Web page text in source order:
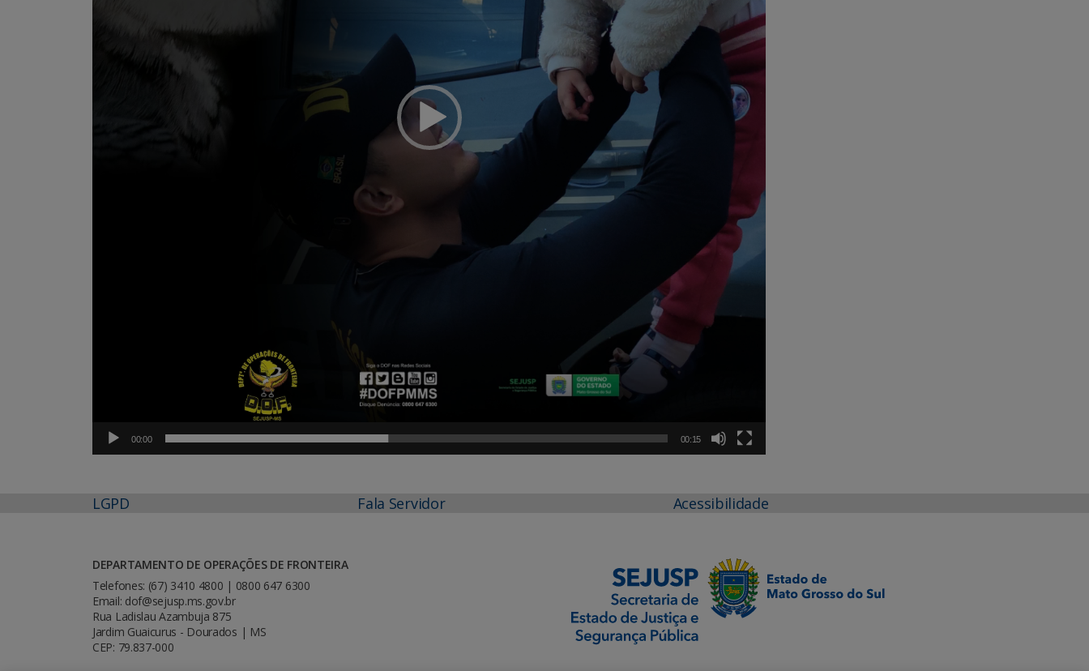
00:00 00:15
LGPD Fala Servidor Acessibilidade
DEPARTAMENTO DE OPERAÇÕES DE FRONTEIRA
Telefones: (67) 3410 4800 | 0800 647 6300
Email: dof@sejusp.ms.gov.br
Rua Ladislau Azambuja 875
Jardim Guaicurus - Dourados | MS
CEP: 79.837-000